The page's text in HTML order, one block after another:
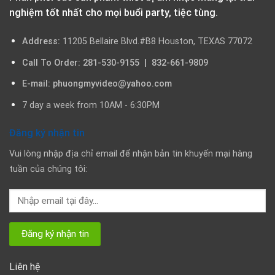
nghiệm tốt nhất cho mọi buổi party, tiệc tùng.
Address: 11205 Bellaire Blvd.#B8 Houston, TEXAS 77072
Call To Order: 281-530-9155 | 832-661-9809
E-mail: phuongmyvideo@yahoo.com
7 day a week from 10AM - 6:30PM
Đăng ký nhận tin
Vui lòng nhập địa chỉ email để nhận bản tin khuyến mại hàng
tuần của chúng tôi:
Liên hệ